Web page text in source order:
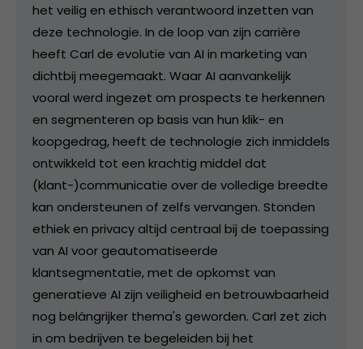
het veilig en ethisch verantwoord inzetten van
deze technologie. In de loop van zijn carrière
heeft Carl de evolutie van AI in marketing van
dichtbij meegemaakt. Waar AI aanvankelijk
vooral werd ingezet om prospects te herkennen
en segmenteren op basis van hun klik- en
koopgedrag, heeft de technologie zich inmiddels
ontwikkeld tot een krachtig middel dat
(klant-)communicatie over de volledige breedte
kan ondersteunen of zelfs vervangen. Stonden
ethiek en privacy altijd centraal bij de toepassing
van AI voor geautomatiseerde
klantsegmentatie, met de opkomst van
generatieve AI zijn veiligheid en betrouwbaarheid
nog belángrijker thema's geworden. Carl zet zich
in om bedrijven te begeleiden bij het